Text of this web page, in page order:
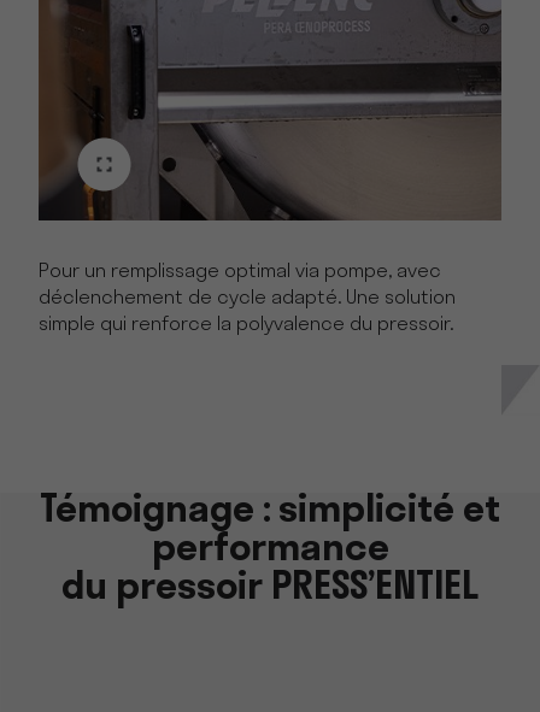
Pour un remplissage optimal via pompe, avec
déclenchement de cycle adapté. Une solution
simple qui renforce la polyvalence du pressoir.
Témoignage : simplicité et
performance
du pressoir PRESS’ENTIEL